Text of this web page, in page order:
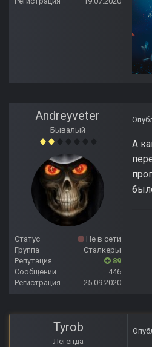
Andreyveter
Бывалый
Статус
Не в сети
Группа
Сталкеры
Репутация
89
Сообщений
446
Регистрация
25.09.2020
А
Tyrob
Легенда